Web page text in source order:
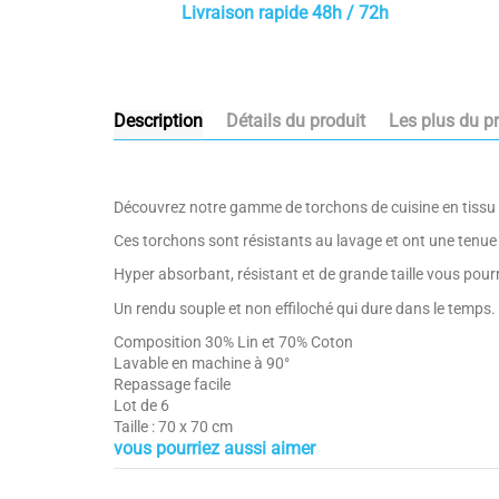
Livraison rapide 48h / 72h
Description Détails du produit Les plus du
Découvrez notre gamme de torchons de cuisine en
Ces torchons sont résistants au lavage et ont une
Hyper absorbant, résistant et de grande taille vous
Un rendu souple et non effiloché qui dure dans le temps.
Composition 30% Lin et 70% Coton
Lavable en machine à 90°
Repassage facile
Lot de 6
Taille : 70 x 70 cm
Composition
Composition 55% Lin et 45% Coton
vous pourriez aussi aimer